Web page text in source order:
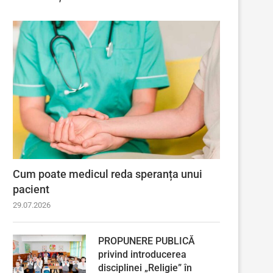
Cum poate medicul reda speranța unui
pacient
29.07.2026
PROPUNERE PUBLICĂ
privind introducerea
disciplinei „Religie” în